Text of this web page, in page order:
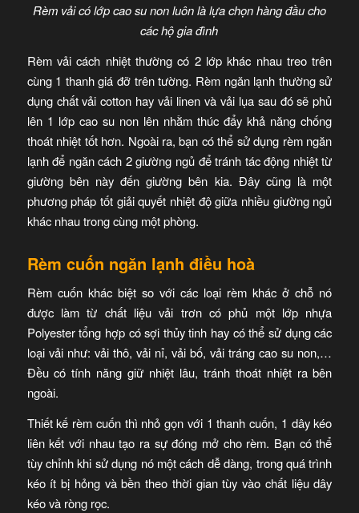
Rèm vải có lớp cao su non luôn là lựa chọn hàng đầu cho
các hộ gia đình
Rèm vải cách nhiệt thường có 2 lớp khác nhau treo trên
cùng 1 thanh giá đỡ trên tường. Rèm ngăn lạnh thường sử
dụng chất vải cotton hay vải linen và vải lụa sau đó sẽ phủ
lên 1 lớp cao su non lên nhằm thúc đẩy khả năng chống
thoát nhiệt tốt hơn. Ngoài ra, bạn có thể sử dụng rèm ngăn
lạnh để ngăn cách 2 giường ngủ để tránh tác động nhiệt từ
giường bên này đến giường bên kia. Đây cũng là một
phương pháp tốt giải quyết nhiệt độ giữa nhiều giường ngủ
khác nhau trong cùng một phòng.
Rèm cuốn ngăn lạnh điều hoà
Rèm cuốn khác biệt so với các loại rèm khác ở chỗ nó
được làm từ chất liệu vải trơn có phủ một lớp nhựa
Polyester tổng hợp có sợi thủy tinh hay có thể sử dụng các
loại vải như: vải thô, vải nỉ, vải bố, vải tráng cao su non,…
Đều có tính năng giữ nhiệt lâu, tránh thoát nhiệt ra bên
ngoài.
Thiết kế rèm cuốn thì nhỏ gọn với 1 thanh cuốn, 1 dây kéo
liên kết với nhau tạo ra sự đóng mở cho rèm. Bạn có thể
tùy chỉnh khi sử dụng nó một cách dễ dàng, trong quá trình
kéo ít bị hỏng và bền theo thời gian tùy vào chất liệu dây
kéo và ròng rọc.